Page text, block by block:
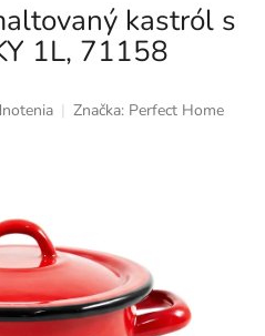
kastról s
1L, 71158
Značka: Perfect Home